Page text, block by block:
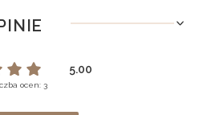
5.00
ocen: 3